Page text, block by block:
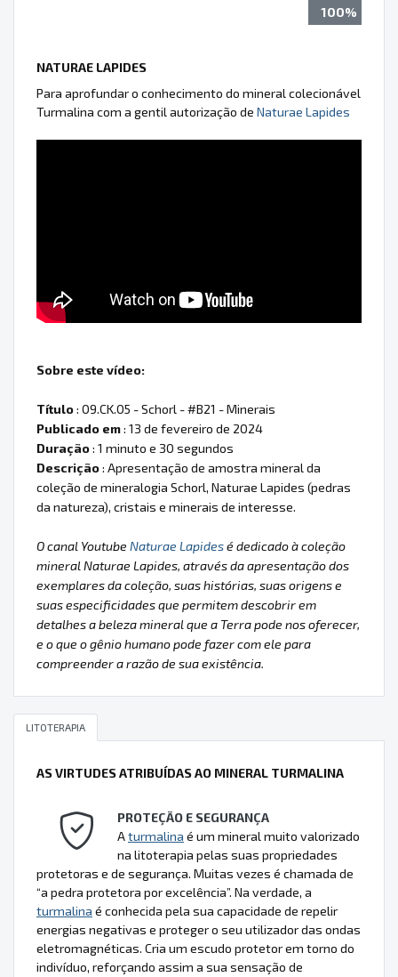
100%
NATURAE LAPIDES
Para aprofundar o conhecimento do mineral colecionável
Turmalina com a gentil autorização de Naturae Lapides
Sobre este vídeo:
Título: 09.CK.05 - Schorl - #B21 - Minerais
Publicado em: 13 de fevereiro de 2024
Duração: 1 minuto e 30 segundos
Descrição: Apresentação de amostra mineral da
coleção de mineralogia Schorl, Naturae Lapides (pedras
da natureza), cristais e minerais de interesse.
O canal Youtube Naturae Lapidesé dedicado à coleção
mineral Naturae Lapides, através da apresentação dos
exemplares da coleção, suas histórias, suas origens e
suas especificidades que permitem descobrir em
detalhes a beleza mineral que a Terra pode nos oferecer,
e o que o gênio humano pode fazer com ele para
compreender a razão de sua existência.
LITOTERAPIA
AS VIRTUDES ATRIBUÍDAS AO MINERAL TURMALINA
PROTEÇÃO E SEGURANÇA
Aturmalina é um mineral muito valorizado
na litoterapia pelas suas propriedades
protetoras e de segurança. Muitas vezes é chamada de
“a pedra protetora por excelência”. Na verdade, a
turmalina é conhecida pela sua capacidade de repelir
energias negativas e proteger o seu utilizador das ondas
eletromagnéticas. Cria um escudo protetor em torno do
indivíduo, reforçando assim a sua sensação de